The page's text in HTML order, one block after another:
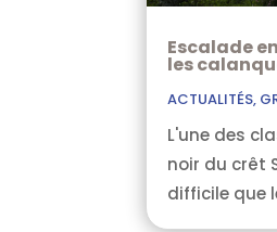
Escalade
les
ACTUALITÉS,
L'une des
noir du crêt
difficile que